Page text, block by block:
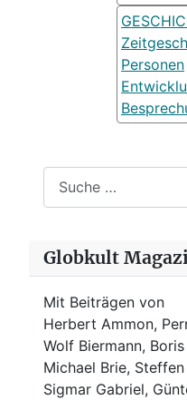
Personen
Globkult
Mit Beiträgen von
Herbert Ammon,
Wolf Biermann,
Michael Brie,
Sigmar Gabriel,